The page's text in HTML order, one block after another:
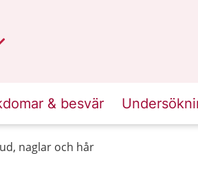
& besvär
naglar och hår